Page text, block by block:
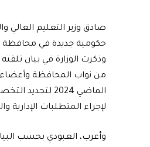
صادق وزير التعليم العالي
حكومية جديدة في
وذكرت الوزارة في بيان
من نواب المحافظة
الماضي 2024
لإجراء المتطلبات الإدارية
وأعرب، العبودي بحسب